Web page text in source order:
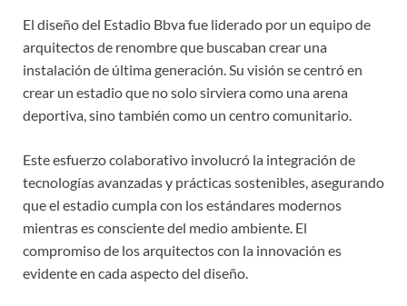
El diseño del Estadio Bbva fue liderado por un equipo de
arquitectos de renombre que buscaban crear una
instalación de última generación. Su visión se centró en
crear un estadio que no solo sirviera como una arena
deportiva, sino también como un centro comunitario.
Este esfuerzo colaborativo involucró la integración de
tecnologías avanzadas y prácticas sostenibles, asegurando
que el estadio cumpla con los estándares modernos
mientras es consciente del medio ambiente. El
compromiso de los arquitectos con la innovación es
evidente en cada aspecto del diseño.